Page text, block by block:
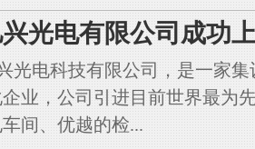
光电有限公司成功
光电科技有限公司，是一家
业，公司引进目前世界最为
间、优越的检...